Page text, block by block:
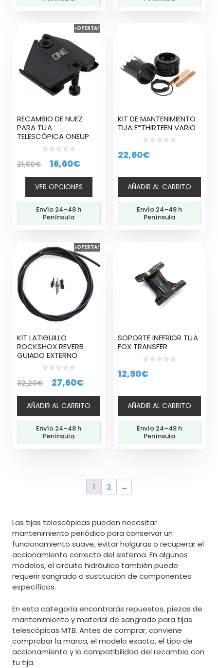
¡OFERTA!
RECAMBIO DE NUEZ
PARA TIJA
TELESCÓPICA ONEUP
21,60€
El
precio
original
era:
21,60€.
16,60€El
precio
actual
es:
16,60€.
VER OPCIONES
producto
tiene
múltiples
variantes.
Las
opciones
elegir
en
de
producto
Envío 24–48 h
Península
KIT DE MANTENIMIENTO
TIJA E*THIRTEEN VARIO
d
22,60€
AÑADIR AL CARRITO
Envío 24–48 h
Península
¡OFERTA!
KIT LATIGUILLO
ROCKSHOX REVERB
GUIADO EXTERNO
d
5
32,20€
El
precio
original
era:
32,20€.
27,60€El
precio
actual
es:
AÑADIR AL CARRITO
Envío 24–48 h
Península
SOPORTE INFERIOR TIJA
FOX TRANSFER
d
12,90€
AÑADIR AL CARRITO
Envío 24–48 h
Península
1 2 →
Las tijas telescópicas pueden necesitar
mantenimiento periódico para conservar un
funcionamiento suave, evitar holguras o recuperar el
accionamiento correcto del sistema. En algunos
modelos, el circuito hidráulico también puede
requerir sangrado o sustitución de componentes
específicos.
En esta categoría encontrarás repuestos, piezas de
mantenimiento y material de sangrado para tijas
telescópicas MTB. Antes de comprar, conviene
comprobar la marca, el modelo exacto, el tipo de
accionamiento y la compatibilidad del recambio con
tu tija.